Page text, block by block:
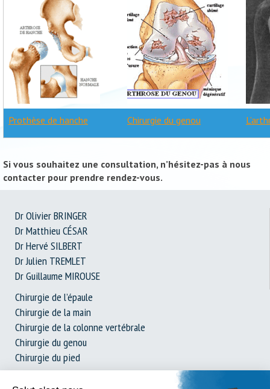
Prothèse de hanche Chirurgie du genou
Si vous souhaitez une consultation, n’hésitez-pas à nous
contacter pour prendre rendez-vous.
Dr Olivier BRINGER
Dr Matthieu CÉSAR
Dr Hervé SILBERT
Dr Julien TREMLET
Dr Guillaume MIROUSE
Chirurgie de l’épaule
Chirurgie de la main
Chirurgie de la colonne vertébrale
Chirurgie du genou
Chirurgie du pied